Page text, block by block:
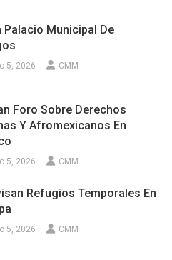
Palacio Municipal De
5, 2026 CMM
Foro Sobre Derechos
Y Afromexicanos En
5, 2026 CMM
Refugios Temporales En
5, 2026 CMM